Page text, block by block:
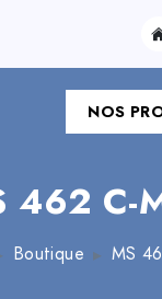
NOS
462 C-
Boutique MS